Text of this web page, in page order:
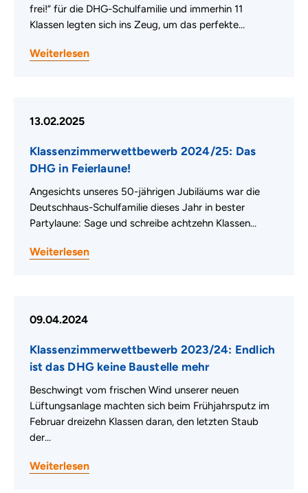
frei!“ für die DHG-Schulfamilie und immerhin 11
Klassen legten sich ins Zeug, um das perfekte…
Weiterlesen
13.02.2025
Klassenzimmerwettbewerb 2024/25: Das
DHG in Feierlaune!
Angesichts unseres 50-jährigen Jubiläums war die
Deutschhaus-Schulfamilie dieses Jahr in bester
Partylaune: Sage und schreibe achtzehn Klassen…
Weiterlesen
09.04.2024
Klassenzimmerwettbewerb 2023/24: Endlich
ist das DHG keine Baustelle mehr
Beschwingt vom frischen Wind unserer neuen
Lüftungsanlage machten sich beim Frühjahrsputz im
Februar dreizehn Klassen daran, den letzten Staub
der…
Weiterlesen